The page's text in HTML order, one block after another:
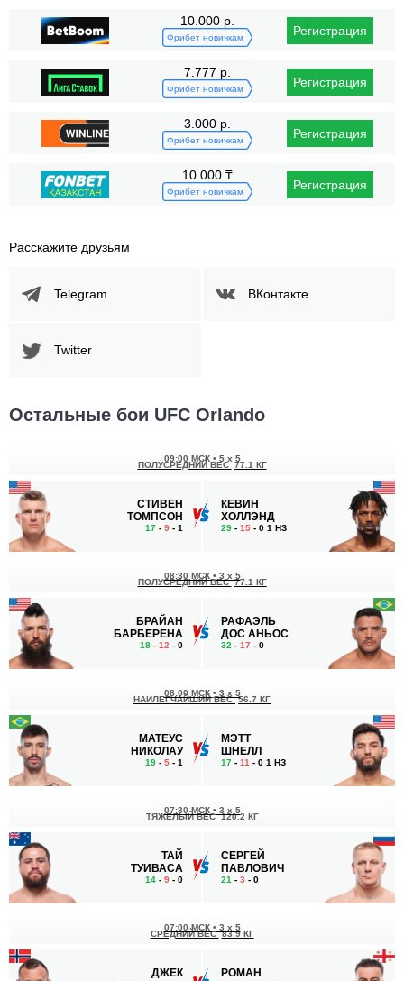
10.000 р.
Фрибет новичкам Регистрация
7.777 р.
Фрибет новичкам Регистрация
3.000 р.
Фрибет новичкам Регистрация
10.000 ₸
Фрибет новичкам Регистрация
Расскажите друзьям
Telegram ВКонтакте
Twitter
Остальные бои UFC Orlando
СТИВЕН
ТОМПСОН
17 - 9 - 1
09:00 МСК • 5 x 5
ПОЛУСРЕДНИЙ ВЕС 77.1 КГ
КЕВИН
ХОЛЛЭНД
29 - 15 - 0 1 НЗ
БРАЙАН
БАРБЕРЕНА
18 - 12 - 0
08:30 МСК • 3 x 5
ПОЛУСРЕДНИЙ ВЕС 77.1 КГ
РАФАЭЛЬ
ДОС АНЬОС
32 - 17 - 0
МАТЕУС
НИКОЛАУ
19 - 5 - 1
08:00 МСК • 3 x 5
НАИЛЕГЧАЙШИЙ ВЕС 56.7 КГ
МЭТТ
ШНЕЛЛ
17 - 11 - 0 1 НЗ
ТАЙ
ТУИВАСА
14 - 9 - 0
07:30 МСК • 3 x 5
ТЯЖЕЛЫЙ ВЕС 120.2 КГ
СЕРГЕЙ
ПАВЛОВИЧ
21 - 3 - 0
ДЖЕК
07:00 МСК • 3 x 5
СРЕДНИЙ ВЕС 83.9 КГ
РОМАН